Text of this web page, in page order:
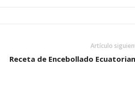
Artículo
Receta de Encebollado